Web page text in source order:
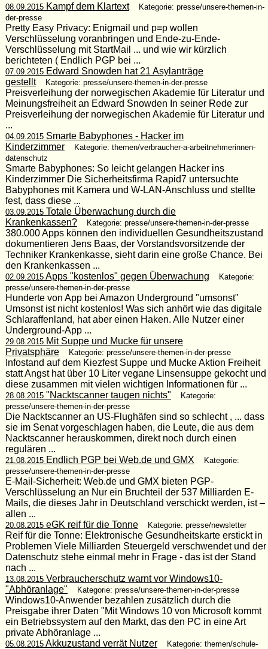
08.09.2015Kampf dem Klartext
Kategorie: presse/unsere-themen-in-
der-presse
Pretty Easy Privacy: Enigmail und p≡p wollen
Verschlüsselung voranbringen und Ende-zu-Ende-
Verschlüsselung mit StartMail ... und wie wir kürzlich
berichteten ( Endlich PGP bei ...
07.09.2015Edward Snowden hat 21 Asylanträge
gestellt
Kategorie: presse/unsere-themen-in-der-presse
Preisverleihung der norwegischen Akademie für Literatur und
Meinungsfreiheit an Edward Snowden In seiner Rede zur
Preisverleihung der norwegischen Akademie für Literatur und
...
04.09.2015Smarte Babyphones - Hacker im
Kinderzimmer
Kategorie: themen/verbraucher-a-arbeitnehmerinnen-
datenschutz
Smarte Babyphones: So leicht gelangen Hacker ins
Kinderzimmer Die Sicherheitsfirma Rapid7 untersuchte
Babyphones mit Kamera und W-LAN-Anschluss und stellte
fest, dass diese ...
03.09.2015Totale Überwachung durch die
Krankenkassen?
Kategorie: presse/unsere-themen-in-der-presse
380.000 Apps können den individuellen Gesundheitszustand
dokumentieren Jens Baas, der Vorstandsvorsitzende der
Techniker Krankenkasse, sieht darin eine große Chance. Bei
den Krankenkassen ...
02.09.2015Apps "kostenlos" gegen Überwachung
Kategorie:
presse/unsere-themen-in-der-presse
Hunderte von App bei Amazon Underground "umsonst"
Umsonst ist nicht kostenlos! Was sich anhört wie das digitale
Schlaraffenland, hat aber einen Haken. Alle Nutzer einer
Underground-App ...
29.08.2015Mit Suppe und Mucke für unsere
Privatsphäre
Kategorie: presse/unsere-themen-in-der-presse
Infostand auf dem Kiezfest Suppe und Mucke Aktion Freiheit
statt Angst hat über 10 Liter vegane Linsensuppe gekocht und
diese zusammen mit vielen wichtigen Informationen für ...
28.08.2015"Nacktscanner taugen nichts"
Kategorie:
presse/unsere-themen-in-der-presse
Die Nacktscanner an US-Flughäfen sind so schlecht , ... dass
sie im Senat vorgeschlagen haben, die Leute, die aus dem
Nacktscanner herauskommen, direkt noch durch einen
regulären ...
21.08.2015Endlich PGP bei Web.de und GMX
Kategorie:
presse/unsere-themen-in-der-presse
E-Mail-Sicherheit: Web.de und GMX bieten PGP-
Verschlüsselung an Nur ein Bruchteil der 537 Milliarden E-
Mails, die dieses Jahr in Deutschland verschickt werden, ist –
allen ...
20.08.2015eGK reif für die Tonne Kategorie: presse/newsletter
Reif für die Tonne: Elektronische Gesundheitskarte erstickt in
Problemen Viele Milliarden Steuergeld verschwendet und der
Datenschutz stehe einmal mehr in Frage - das ist der Stand
nach ...
13.08.2015Verbraucherschutz warnt vor Windows10-
"Abhöranlage"
Kategorie: presse/unsere-themen-in-der-presse
Windows10-Anwender bezahlen zusätzlich durch die
Preisgabe ihrer Daten "Mit Windows 10 von Microsoft kommt
ein Betriebssystem auf den Markt, das den PC in eine Art
private Abhöranlage ...
05.08.2015Akkuzustand verrät Nutzer
Kategorie: themen/schule-